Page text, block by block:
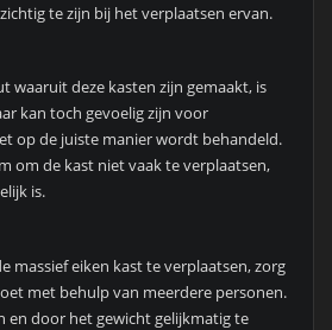
te zijn bij het verplaatsen ervan.
waaruit deze kasten zijn gemaakt, is
kan toch gevoelig zijn voor
op de juiste manier wordt behandeld.
om de kast niet vaak te verplaatsen,
is.
massief eiken kast te verplaatsen, zorg
met behulp van meerdere personen.
en door het gewicht gelijkmatig te